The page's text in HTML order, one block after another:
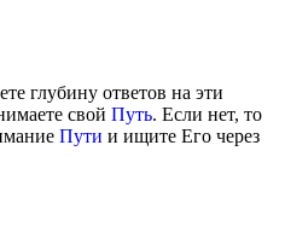
глубину ответов на эти
свой Путь. Если нет, то
Пути и ищите Его через